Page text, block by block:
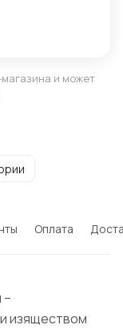
и может
Оплата
–
изяществом